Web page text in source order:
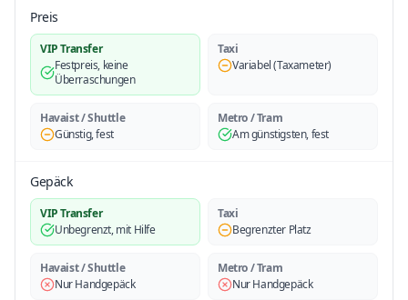
Preis
VIP Transfer
Festpreis, keine
Überraschungen
Taxi
Variabel (Taxameter)
Havaist / Shuttle
Günstig, fest
Metro / Tram
Am günstigsten, fest
Gepäck
VIP Transfer
Unbegrenzt, mit Hilfe
Taxi
Begrenzter Platz
Havaist / Shuttle
Nur Handgepäck
Metro / Tram
Nur Handgepäck